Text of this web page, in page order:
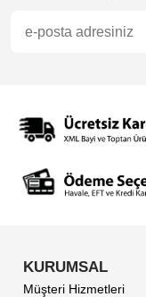
KURUMSAL
Müşteri Hizmetleri